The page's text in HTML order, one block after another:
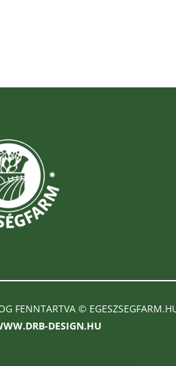
FENNTARTVA ©
DESIGN.HU